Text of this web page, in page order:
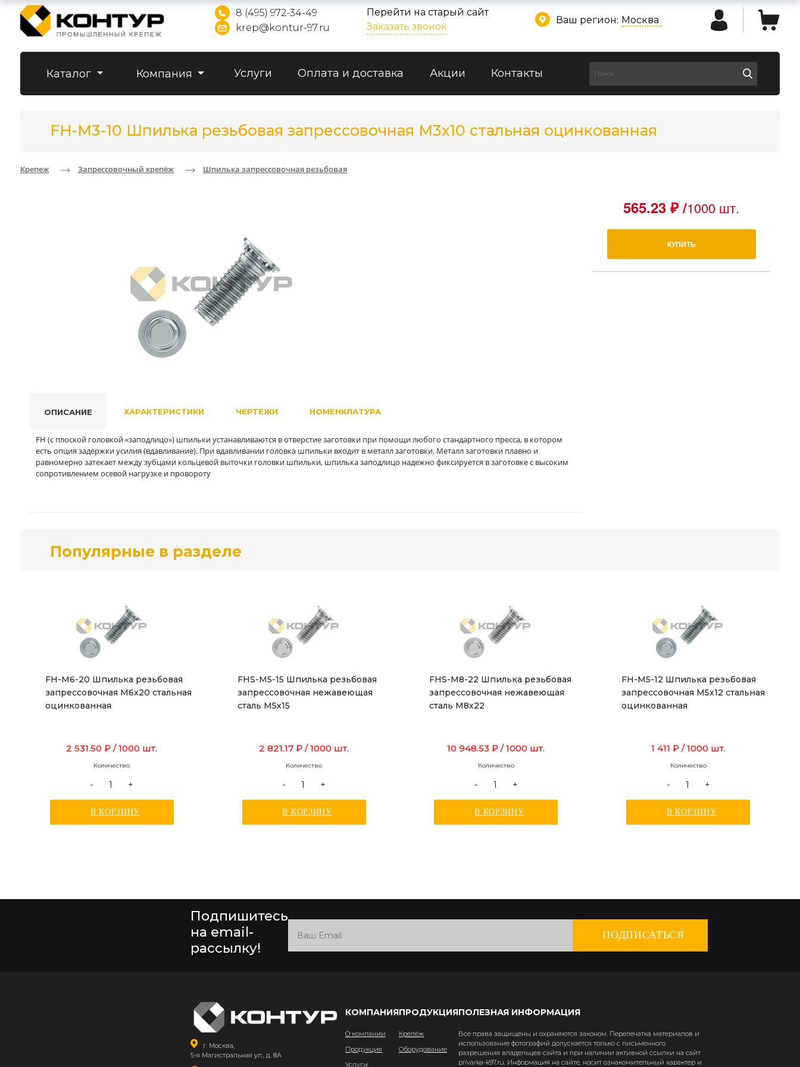
8 (495) 972-34-49
krep@kontur-97.ru
Перейти на старый сайт
Заказать звонок
Ваш регион: Москва
Каталог Компания Услуги Оплата и доставка Акции Контакты
FH-M3-10 Шпилька резьбовая запрессовочная М3х10 стальная оцинкованная
Крепеж Запрессовочный крепёж Шпилька запрессовочная резьбовая
565.23 ₽ /1000 шт.
КУПИТЬ
ОПИСАНИЕ
FH (с плоской головкой «заподлицо») шпильки устанавливаются в отверстие заготовки при помощи любого стандартного пресса, в котором
есть опция задержки усилия (вдавливание). При вдавливании головка шпильки входит в металл заготовки. Металл заготовки плавно и
равномерно затекает между зубцами кольцевой выточки головки шпильки, шпилька заподлицо надежно фиксируется в заготовке с высоким
сопротивлением осевой нагрузке и провороту
ХАРАКТЕРИСТИКИ ЧЕРТЕЖИ НОМЕНКЛАТУРА
Популярные в разделе
FH-M6-20 Шпилька резьбовая
запрессовочная М6х20 стальная
оцинкованная
2 531.50 ₽/ 1000 шт.
Количество
- +
В КОРЗИНУ
FHS-M5-15 Шпилька резьбовая
запрессовочная нежавеющая
сталь М5х15
2 821.17 ₽/ 1000 шт.
Количество
- +
В КОРЗИНУ
FHS-M8-22 Шпилька резьбовая
запрессовочная нежавеющая
сталь М8х22
10 948.53 ₽/ 1000 шт.
Количество
- +
В КОРЗИНУ
FH-M5-12 Шпилька резьбовая
запрессовочная М5х12 стальная
оцинкованная
1 411 ₽ / 1000 шт.
Количество
- +
В КОРЗИНУ
Подпишитесь
на email-
рассылку!
ПОДПИСАТЬСЯ
г. Москва,
5-я Магистральная ул., д. 8А
КОМПАНИЯ
О компании
Продукция
Услуги
ПРОДУКЦИЯ
Крепёж
Оборудование
ПОЛЕЗНАЯ ИНФОРМАЦИЯ
Все права защищены и охраняются законом. Перепечатка материалов и
использование фотографий допускается только с письменного
разрешения владельцев сайта и при наличии активной ссылки на сайт
privarka-k97.ru. Информация на сайте, носит ознакомительный характер и